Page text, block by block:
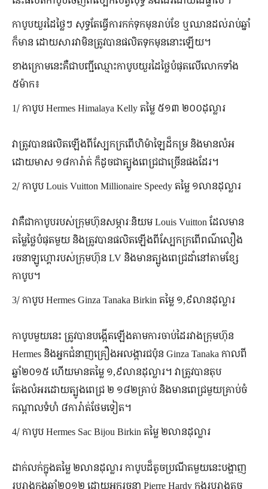
កាបូបយួរដៃថ្លៃៗ សុទ្ធតែធ្វើការកក់ទុកមុនរាប់ខែ ឬឈានដល់រាប់ឆ្នាំ
ក៏មាន ដោយសារវាមិនត្រូវបានផលិតទុកមុននោះឡើយ។
ខាងក្រោមនេះគឺជាបញ្ជីឈ្មោះកាបូបយួរដៃថ្លៃបំផុតលើលោកទាំង
៥ម៉ាក៖
1/ កាបូប Hermes Himalaya Kelly តម្លៃ ៥១៣ ២០០ដុល្លារ
វាត្រូវបានផលិតឡើងពីស្បែកក្រពើហិម៉ាឡៃដ៏កម្រ និងមានលំអ
ដោយមាស ១៨ការ៉ាត់ ក៏ដូចជាត្បូងពេជ្រជាច្រើនផងដែរ។
2/ កាបូប Louis Vuitton Millionaire Speedy តម្លៃ ១លានដុល្លារ
វាគឺជាកាបូបរបស់ក្រុមហ៊ុនសម្ភារៈនិយម Louis Vuitton ដែលមាន
តម្លៃថ្លៃបំផុតមួយ និងត្រូវបានផលិតឡើងពីស្បែកក្រពើពណ៌លឿង
រចនាឡូហ្គោរបស់ក្រុមហ៊ុន LV និងមានត្បូងពេជ្រដាំនៅតាមខ្សែ
កាបូប។
3/ កាបូប Hermes Ginza Tanaka Birkin តម្លៃ ១,៩លានដុល្លារ
កាបូបមួយនេះ ត្រូវបានបង្កើតឡើងតាមការចាប់ដៃរវាងក្រុមហ៊ុន
Hermes និងអ្នកជំនាញគ្រឿងអលង្ការជប៉ុន Ginza Tanaka កាលពី
ឆ្នាំ២០១៥ ហើយមានតម្លៃ ១,៩លានដុល្លារ។ វាត្រូវបានតុប
តែងលំអរដោយត្បូងពេជ្រ ២ ១៨២គ្រាប់ និងមានពេជ្រមួយគ្រាប់ចំ
កណ្ដាលទំហំ ៨ការ៉ាត់ថែមទៀត។
4/ កាបូប Hermes Sac Bijou Birkin តម្លៃ ២លានដុល្លារ
ដាក់លក់ក្នុងតម្លៃ ២លានដុល្លារ កាបូបដ៏តូចប្រណីតមួយនេះបង្ហាញ
រូបរាងក្នុងឆ្នាំ២០១២ ដោយអ្នករចនា Pierre Hardy ក្នុងរូបរាងតូច